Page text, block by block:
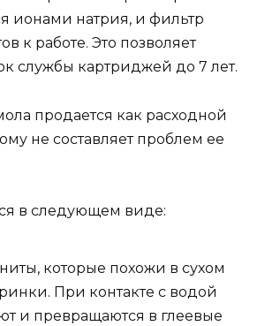
ионами натрия, и фильтр
к работе. Это позволяет
службы картриджей до 7 лет.
продается как расходной
не составляет проблем ее
в следующем виде:
которые похожи в сухом
При контакте с водой
и превращаются в глеевые